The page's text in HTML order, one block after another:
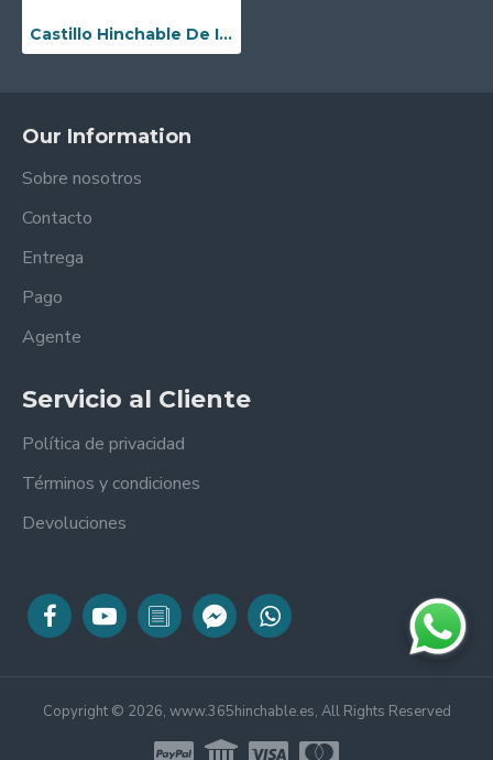
Castillo Hinchable De Interior
Our Information
Sobre nosotros
Contacto
Entrega
Pago
Agente
Servicio al Cliente
Política de privacidad
Términos y condiciones
Devoluciones
Copyright © 2026, www.365hinchable.es, All Rights Reserved